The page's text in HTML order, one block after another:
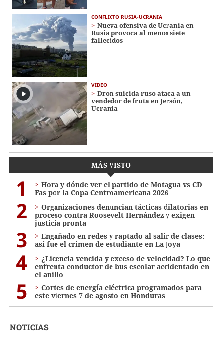
CONFLICTO RUSIA-UCRANIA
Nueva ofensiva de Ucrania en
Rusia provoca al menos siete
fallecidos
VIDEO
Dron suicida ruso ataca a un
vendedor de fruta en Jersón,
Ucrania
MÁS VISTO
1
Hora y dónde ver el partido de Motagua vs CD
Fas por la Copa Centroamericana 2026
2
Organizaciones denuncian tácticas dilatorias en
proceso contra Roosevelt Hernández y exigen
justicia pronta
3
Engañado en redes y raptado al salir de clases:
así fue el crimen de estudiante en La Joya
4
¿Licencia vencida y exceso de velocidad? Lo que
enfrenta conductor de bus escolar accidentado en
el anillo
5
Cortes de energía eléctrica programados para
este viernes 7 de agosto en Honduras
NOTICIAS